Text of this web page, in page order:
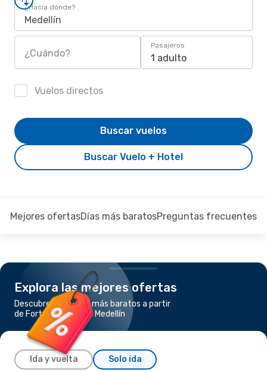
¿Hacia dónde?
Medellín
¿Cuándo?
Pasajeros
1 adulto
Vuelos directos
Buscar Vuelo + Hotel
Buscar vuelos
Mejores ofertasDías más baratosPreguntas frecuentes
Explora las mejores ofertas
Descubre los vuelos más baratos a partir
de Fort Lauderdale a Medellín
Ida y vuelta Solo ida